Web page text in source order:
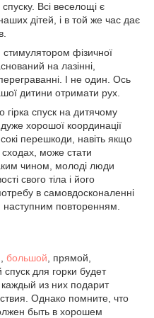
Всі веселощі є
дітей, і в той же час дає
стимулятором фізичної
на лазінні,
І не один. Ось
дитини отримати рух.
спуск на дитячому
хорошої координації
перешкоди, навіть якщо
сходах, може стати
чином, молоді люди
свого тіла і його
в самовдосконаленні
повторенням.
большой , прямой,
для горки будет
из них подарит
Однако помните, что
быть в хорошем